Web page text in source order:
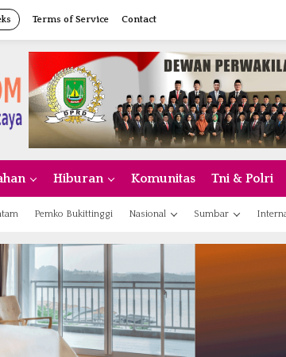
Terms of Service Contact
Hiburan Komunitas Tni & Polri
Pemko Bukittinggi Nasional Sumbar